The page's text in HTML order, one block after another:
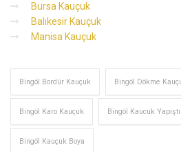
Bursa Kauçuk
Balıkesir Kauçuk
Manisa Kauçuk
Bingöl Bordür Kauçuk Bingöl Dökme
Bingöl Karo Kauçuk Bingöl Kaucuk
Bingöl Kauçuk Boya